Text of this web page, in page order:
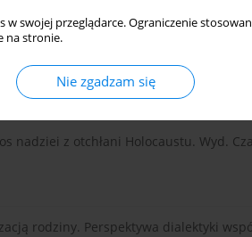
w swojej przeglądarce. Ograniczenie
na stronie.
Nie zgadzam się
Wartości dla życia. Wyd. KUL,
nadziei z otchłani Holocaustu. Wyd.
rodziny. Perspektywa dialektyki